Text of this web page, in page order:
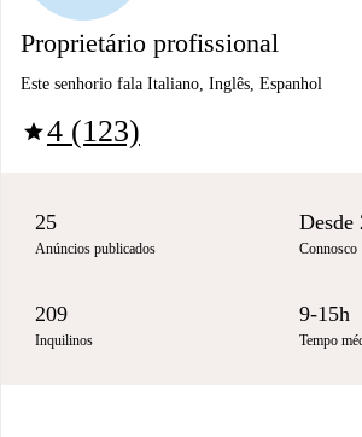
Proprietário profissional
Este senhorio fala Italiano, Inglês, Espanhol
star4 (123)
25
Anúncios publicados
Desde
Connosco
209
Inquilinos
9-15h
Tempo